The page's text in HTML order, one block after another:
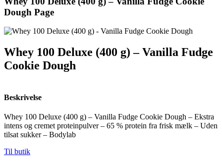
Dough Page
Whey 100 Deluxe (400 g) – Vanilla Fudge
Cookie Dough
Beskrivelse
Whey 100 Deluxe (400 g) – Vanilla Fudge Cookie Dough – Ekstra
intens og cremet proteinpulver – 65 % protein fra frisk mælk – Uden
tilsat sukker – Bodylab
Til butik